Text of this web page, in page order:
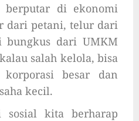
di ekonomi
dari petani, telur dari
bungkus dari UMKM
salah kelola, bisa
besar dan
kecil.
sosial kita berharap